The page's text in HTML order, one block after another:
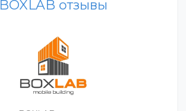
BOXLAB отзывы